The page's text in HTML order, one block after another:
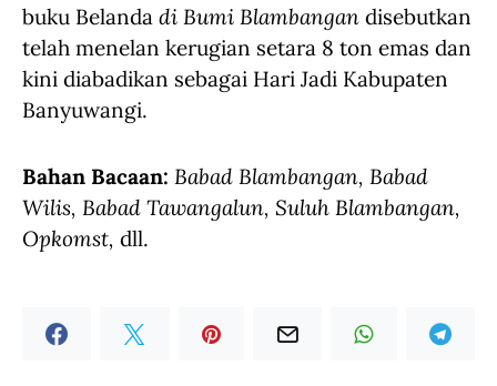
buku Belanda di Bumi Blambangan disebutkan
telah menelan kerugian setara 8 ton emas dan
kini diabadikan sebagai Hari Jadi Kabupaten
Banyuwangi.
Bahan Bacaan: Babad Blambangan, Babad
Wilis, Babad Tawangalun, Suluh Blambangan,
Opkomst, dll.